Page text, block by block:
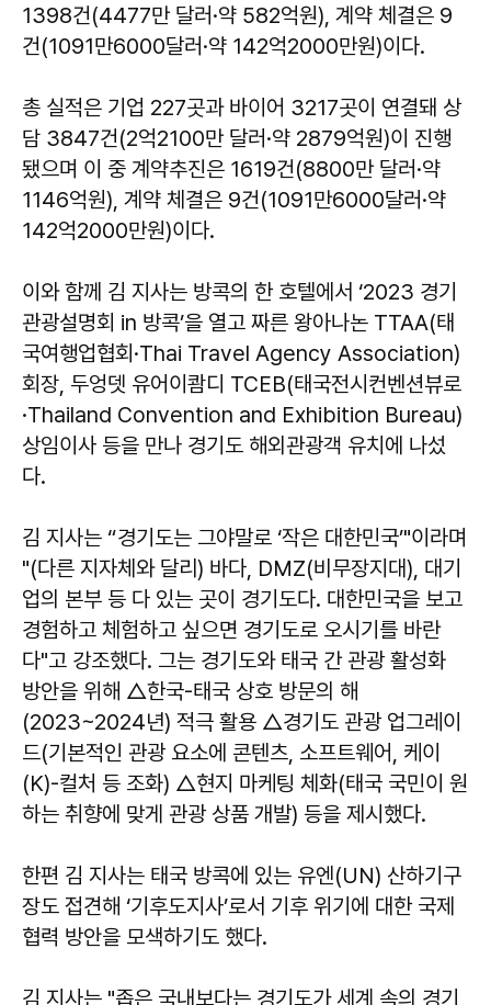
1398건(4477만 달러·약 582억원), 계약 체결은 9
건(1091만6000달러·약 142억2000만원)이다.
총 실적은 기업 227곳과 바이어 3217곳이 연결돼 상
담 3847건(2억2100만 달러·약 2879억원)이 진행
됐으며 이 중 계약추진은 1619건(8800만 달러·약
1146억원), 계약 체결은 9건(1091만6000달러·약
142억2000만원)이다.
이와 함께 김 지사는 방콕의 한 호텔에서 ‘2023 경기
관광설명회 in 방콕’을 열고 짜른 왕아나논 TTAA(태
국여행업협회·Thai Travel Agency Association)
회장, 두엉뎃 유어이쾀디 TCEB(태국전시컨벤션뷰로
·Thailand Convention and Exhibition Bureau)
상임이사 등을 만나 경기도 해외관광객 유치에 나섰
다.
김 지사는 “경기도는 그야말로 ‘작은 대한민국’"이라며
"(다른 지자체와 달리) 바다, DMZ(비무장지대), 대기
업의 본부 등 다 있는 곳이 경기도다. 대한민국을 보고
경험하고 체험하고 싶으면 경기도로 오시기를 바란
다"고 강조했다. 그는 경기도와 태국 간 관광 활성화
방안을 위해 △한국-태국 상호 방문의 해
(2023~2024년) 적극 활용 △경기도 관광 업그레이
드(기본적인 관광 요소에 콘텐츠, 소프트웨어, 케이
(K)-컬처 등 조화) △현지 마케팅 체화(태국 국민이 원
하는 취향에 맞게 관광 상품 개발) 등을 제시했다.
한편 김 지사는 태국 방콕에 있는 유엔(UN) 산하기구
장도 접견해 ‘기후도지사’로서 기후 위기에 대한 국제
협력 방안을 모색하기도 했다.
김 지사는 "좁은 국내보다는 경기도가 세계 속의 경기